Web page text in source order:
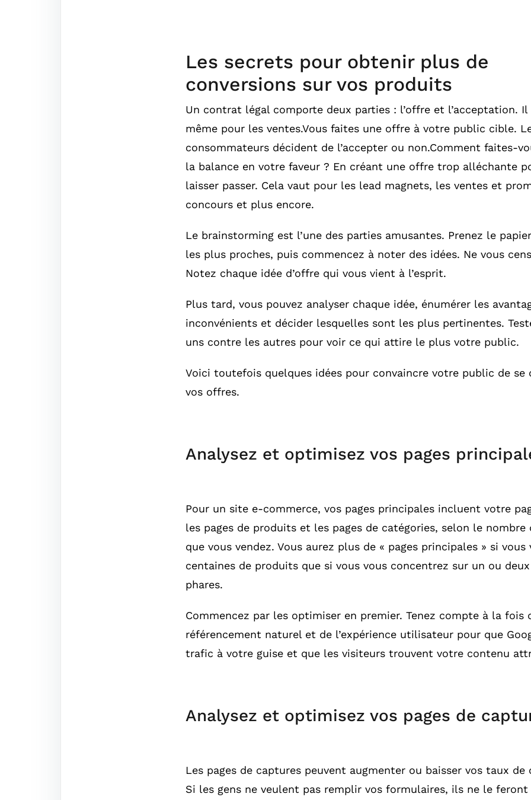
Les secrets pour obtenir plus de
conversions sur vos produits
Un contrat légal comporte deux parties : l’offre et l’acceptation. Il
même pour les ventes.Vous faites une offre à votre public cible.
consommateurs décident de l’accepter ou non.Comment faites-
la balance en votre faveur ? En créant une offre trop alléchante
laisser passer. Cela vaut pour les lead magnets, les ventes et
concours et plus encore.
Le brainstorming est l’une des parties amusantes. Prenez le
les plus proches, puis commencez à noter des idées. Ne vous
Notez chaque idée d’offre qui vous vient à l’esprit.
Plus tard, vous pouvez analyser chaque idée, énumérer les
inconvénients et décider lesquelles sont les plus pertinentes.
uns contre les autres pour voir ce qui attire le plus votre public.
Voici toutefois quelques idées pour convaincre votre public de se
vos offres.
Analysez et optimisez vos pages
Pour un site e-commerce, vos pages principales incluent votre
les pages de produits et les pages de catégories, selon le nombre
que vous vendez. Vous aurez plus de « pages principales » si vous
centaines de produits que si vous vous concentrez sur un ou
phares.
Commencez par les optimiser en premier. Tenez compte à la fois
référencement naturel et de l’expérience utilisateur pour que
trafic à votre guise et que les visiteurs trouvent votre contenu
Analysez et optimisez vos pages de
Les pages de captures peuvent augmenter ou baisser vos taux de
Si les gens ne veulent pas remplir vos formulaires, ils ne le feront